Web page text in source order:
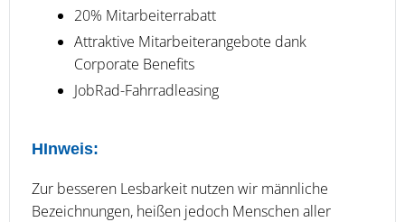
20% Mitarbeiterrabatt
Attraktive Mitarbeiterangebote dank
Corporate Benefits
JobRad-Fahrradleasing
HInweis:
Zur besseren Lesbarkeit nutzen wir männliche
Bezeichnungen, heißen jedoch Menschen aller